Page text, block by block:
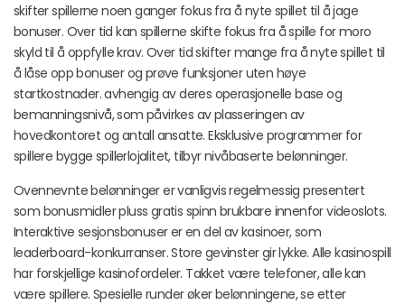
skifter spillerne noen ganger fokus fra å nyte spillet til å jage
bonuser. Over tid kan spillerne skifte fokus fra å spille for moro
skyld til å oppfylle krav. Over tid skifter mange fra å nyte spillet til
å låse opp bonuser og prøve funksjoner uten høye
startkostnader. avhengig av deres operasjonelle base og
bemanningsnivå, som påvirkes av plasseringen av
hovedkontoret og antall ansatte. Eksklusive programmer for
spillere bygge spillerlojalitet, tilbyr nivåbaserte belønninger.
Ovennevnte belønninger er vanligvis regelmessig presentert
som bonusmidler pluss gratis spinn brukbare innenfor videoslots.
Interaktive sesjonsbonuser er en del av kasinoer, som
leaderboard-konkurranser. Store gevinster gir lykke. Alle kasinospill
har forskjellige kasinofordeler. Takket være telefoner, alle kan
være spillere. Spesielle runder øker belønningene, se etter